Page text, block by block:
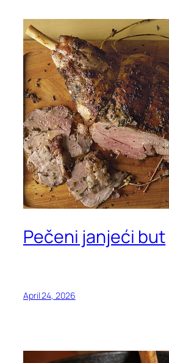
Pečeni janjeći but
April 24, 2026